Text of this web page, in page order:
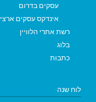
עסקים בדרום
אינדקס עסקים ארצי
רשת אתרי הלוויין
בלוג
כתבות
לוח שנה